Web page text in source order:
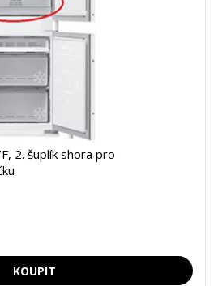
2. šuplík shora pro